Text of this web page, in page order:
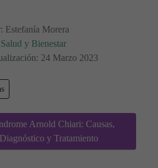
Estefanía Morera
Salud y Bienestar
24 Marzo 2023
Arnold Chiari: Causas,
y Tratamiento